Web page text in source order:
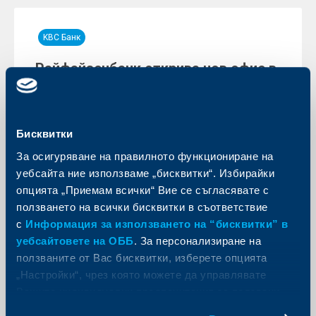
Бисквитки
За осигуряване на правилното функциониране на
уебсайта ние използваме „бисквитки“. Избирайки
опцията „Приемам всички“ Вие се съгласявате с
ползването на всички бисквитки в съответствие
с Информация за използването на “бисквитки” в
уебсайтовете на ОББ. За персонализиране на
ползваните от Вас бисквитки, изберете опцията
„Настройки“, чрез която можете да управлявате
KBC Банк
Райфайзенбанк открива нов офис в
София
се на ул. Граф Игнатиев 41А, в идеалния център на
столицата. По време на официалното откриване
днес, лентата на новия клон бе прерязана от
изпълнителния директор на банката Ани Ангелова
и Тихомир Костов, регионален ритейл мениджър на
„София Изток и Югозападен регион“. Заедно с
новооткрития офис Райфайзенбанк вече обслужва
клиентите си в столицата чрез мрежа от 42 офиса, а
клоновете й в цялата страна станаха 154.